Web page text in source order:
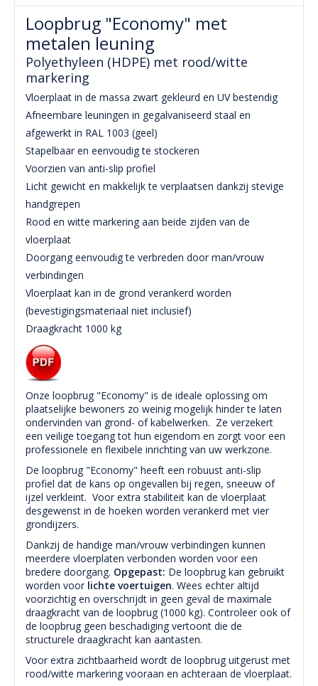
Loopbrug "Economy" met
metalen leuning
Polyethyleen (HDPE) met rood/witte
markering
Vloerplaat in de massa zwart gekleurd en UV bestendig
Afneembare leuningen in gegalvaniseerd staal en
afgewerkt in RAL 1003 (geel)
Stapelbaar en eenvoudig te stockeren
Voorzien van anti-slip profiel
Licht gewicht en makkelijk te verplaatsen dankzij stevige
handgrepen
Rood en witte markering aan beide zijden van de
vloerplaat
Doorgang eenvoudig te verbreden door man/vrouw
verbindingen
Vloerplaat kan in de grond verankerd worden
(bevestigingsmateriaal niet inclusief)
Draagkracht 1000 kg
Onze loopbrug "Economy" is de ideale oplossing om
plaatselijke bewoners zo weinig mogelijk hinder te laten
ondervinden van grond- of kabelwerken. Ze verzekert
een veilige toegang tot hun eigendom en zorgt voor een
professionele en flexibele inrichting van uw werkzone.
De loopbrug "Economy" heeft een robuust anti-slip
profiel dat de kans op ongevallen bij regen, sneeuw of
ijzel verkleint. Voor extra stabiliteit kan de vloerplaat
desgewenst in de hoeken worden verankerd met vier
grondijzers.
Dankzij de handige man/vrouw verbindingen kunnen
meerdere vloerplaten verbonden worden voor een
bredere doorgang. Opgepast: De loopbrug kan gebruikt
worden voor lichte voertuigen. Wees echter altijd
voorzichtig en overschrijdt in geen geval de maximale
draagkracht van de loopbrug (1000 kg). Controleer ook of
de loopbrug geen beschadiging vertoont die de
structurele draagkracht kan aantasten.
Voor extra zichtbaarheid wordt de loopbrug uitgerust met
rood/witte markering vooraan en achteraan de vloerplaat.